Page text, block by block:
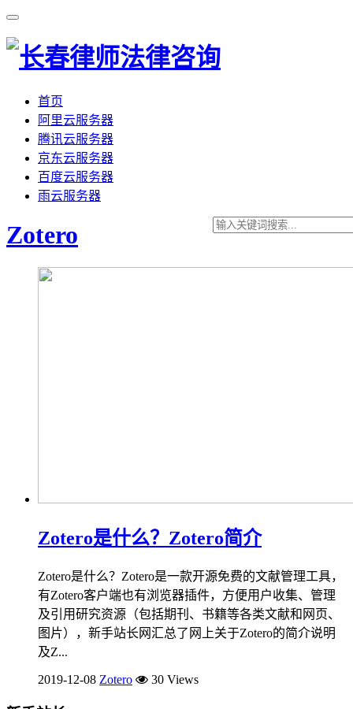
首页
阿里云服务器
腾讯云服务器
京东云服务器
百度云服务器
雨云服务器
Zotero
Zotero是什么？Zotero简介
Zotero是什么？Zotero是一款开源免费的文献管理工具，
有Zotero客户端也有浏览器插件，方便用户收集、管理
及引用研究资源（包括期刊、书籍等各类文献和网页、
图片），新手站长网汇总了网上关于Zotero的简介说明
及Z...
2019-12-08 Zotero 30 Views